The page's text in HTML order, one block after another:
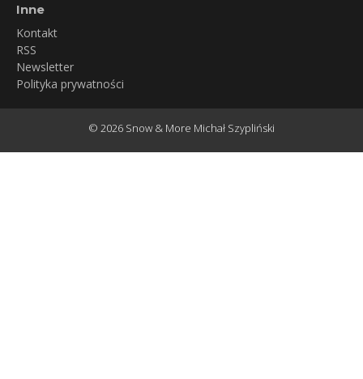
Inne
Kontakt
RSS
Newsletter
Polityka prywatności
© 2026 Snow & More Michał Szypliński